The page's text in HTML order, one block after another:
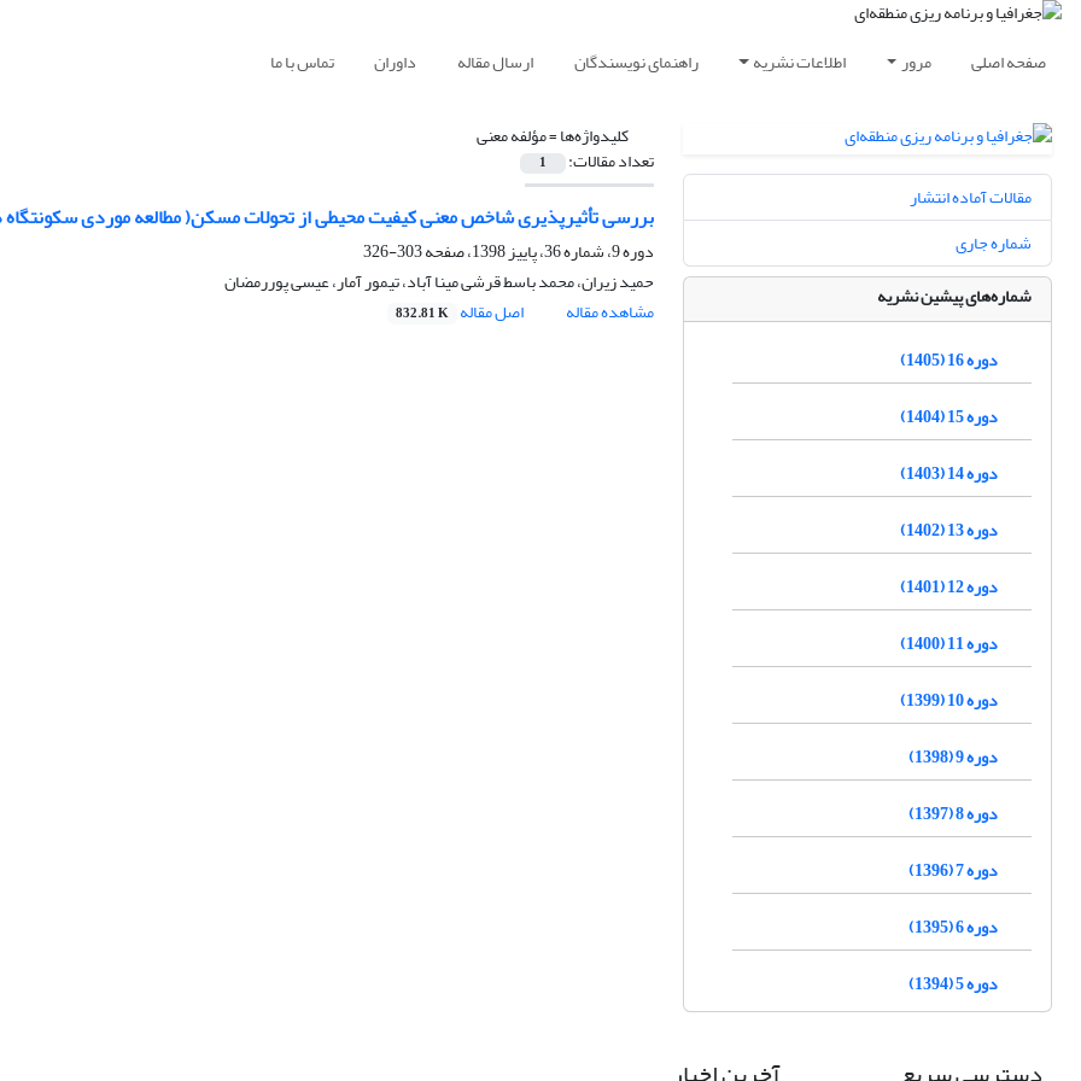
صفحه اصلی مرور اطلاعات نشریه راهنمای نویسندگان ارسال مقاله داوران تماس با ما
کلیدواژه‌ها =مؤلفه معنی
تعداد مقالات: 1
بررسی تأثیرپذیری شاخص معنی کیفیت محیطی از تحولات مسکن( مطالعه موردی
دوره 9، شماره 36، پاییز 1398، صفحه
303-326
حمید زیران، محمد باسط قرشی مینا آباد، تیمور آمار، عیسی پوررمضان
مشاهده مقاله
اصل مقاله 832.81 K
مقالات آماده انتشار
شماره جاری
شماره‌های پیشین نشریه
دوره 16 (1405)
دوره 15 (1404)
دوره 14 (1403)
دوره 13 (1402)
دوره 12 (1401)
دوره 11 (1400)
دوره 10 (1399)
دوره 9 (1398)
دوره 8 (1397)
دوره 7 (1396)
دوره 6 (1395)
دوره 5 (1394)